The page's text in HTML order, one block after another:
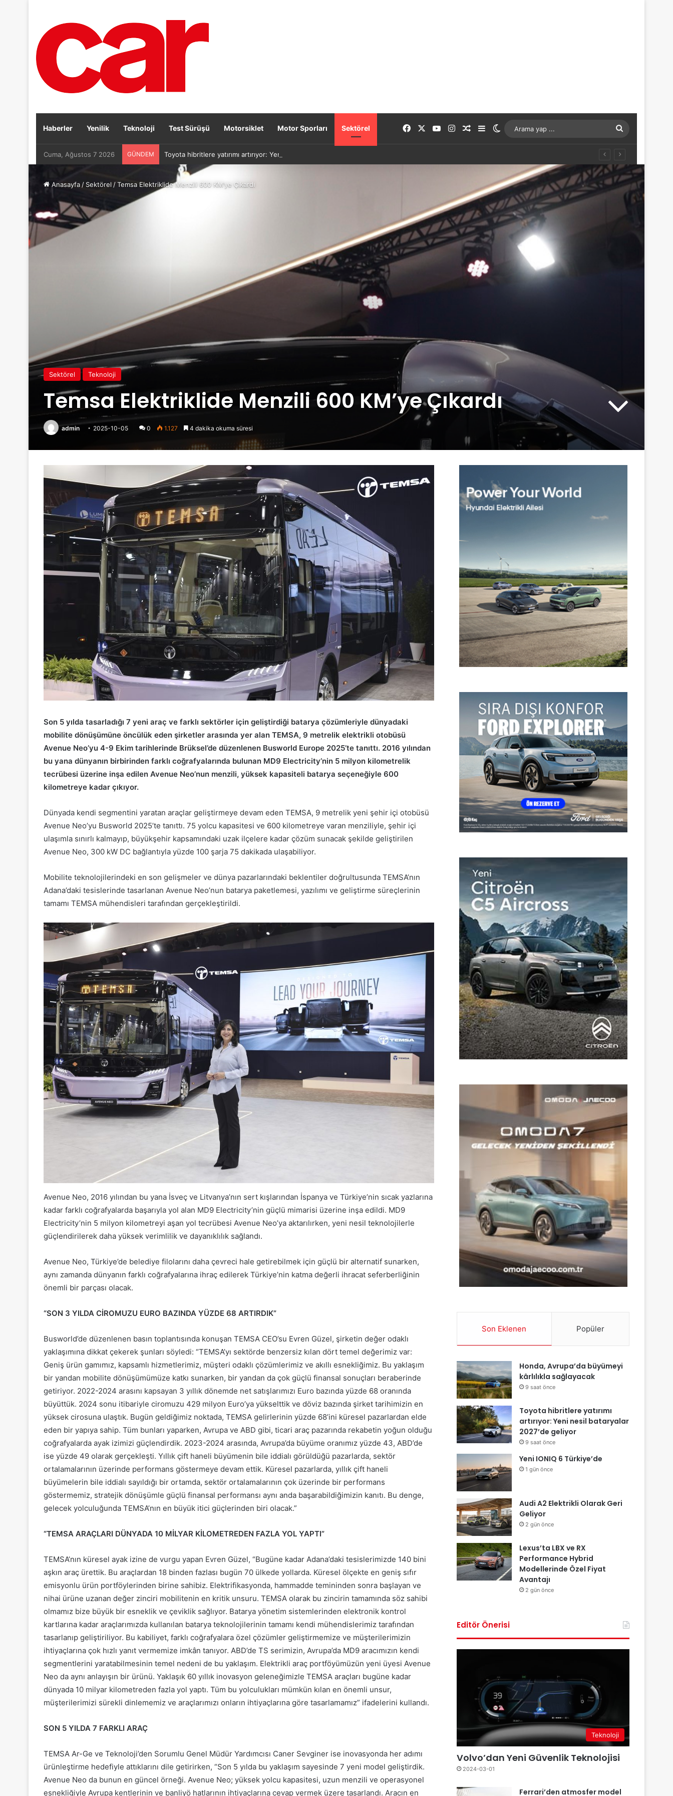
Haberler Yenilik Teknoloji Test Sürüşü Motorsiklet Motor Sporları Sektörel FacebookYouTubeInstagramRastgele Makale
Kenar Bölmesi
Dış görünümü değiştir
...
Cuma, Ağustos 7 2026 GÜNDEM Toyota hibritlere yatırımı artırıyor: Yeni nesil bataryalar 2027’de geliyor
Anasayfa /Sektörel /Temsa Elektriklide Menzili 600 KM’ye Çıkardı
Sektörel Teknoloji
Temsa Elektriklide Menzili 600 KM’ye Çıkardı
admin 2025-10-05 0 1.127 4 dakika okuma süresi
Son 5 yılda tasarladığı 7 yeni araç ve farklı sektörler için geliştirdiği batarya çözümleriyle dünyadaki
mobilite dönüşümüne öncülük eden şirketler arasında yer alan TEMSA, 9 metrelik elektrikli otobüsü
Avenue Neo’yu 4-9 Ekim tarihlerinde Brüksel’de düzenlenen Busworld Europe 2025’te tanıttı. 2016 yılından
bu yana dünyanın birbirinden farklı coğrafyalarında bulunan MD9 Electricity’nin 5 milyon kilometrelik
tecrübesi üzerine inşa edilen Avenue Neo’nun menzili, yüksek kapasiteli batarya seçeneğiyle 600
kilometreye kadar çıkıyor.
Dünyada kendi segmentini yaratan araçlar geliştirmeye devam eden TEMSA, 9 metrelik yeni şehir içi otobüsü
Avenue Neo’yu Busworld 2025’te tanıttı. 75 yolcu kapasitesi ve 600 kilometreye varan menziliyle, şehir içi
ulaşımla sınırlı kalmayıp, büyükşehir kapsamındaki uzak ilçelere kadar çözüm sunacak şekilde geliştirilen
Avenue Neo, 300 kW DC bağlantıyla yüzde 100 şarja 75 dakikada ulaşabiliyor.
Mobilite teknolojilerindeki en son gelişmeler ve dünya pazarlarındaki beklentiler doğrultusunda TEMSA’nın
Adana’daki tesislerinde tasarlanan Avenue Neo’nun batarya paketlemesi, yazılımı ve geliştirme süreçlerinin
tamamı TEMSA mühendisleri tarafından gerçekleştirildi.
Avenue Neo, 2016 yılından bu yana İsveç ve Litvanya’nın sert kışlarından İspanya ve Türkiye’nin sıcak yazlarına
kadar farklı coğrafyalarda başarıyla yol alan MD9 Electricity’nin güçlü mimarisi üzerine inşa edildi. MD9
Electricity’nin 5 milyon kilometreyi aşan yol tecrübesi Avenue Neo’ya aktarılırken, yeni nesil teknolojilerle
güçlendirilerek daha yüksek verimlilik ve dayanıklılık sağlandı.
Avenue Neo, Türkiye’de belediye filolarını daha çevreci hale getirebilmek için güçlü bir alternatif sunarken,
aynı zamanda dünyanın farklı coğrafyalarına ihraç edilerek Türkiye’nin katma değerli ihracat seferberliğinin
önemli bir parçası olacak.
“SON 3 YILDA CİROMUZU EURO BAZINDA YÜZDE 68 ARTIRDIK”
Busworld’de düzenlenen basın toplantısında konuşan TEMSA CEO’su Evren Güzel, şirketin değer odaklı
yaklaşımına dikkat çekerek şunları söyledi: “TEMSA’yı sektörde benzersiz kılan dört temel değerimiz var:
Geniş ürün gamımız, kapsamlı hizmetlerimiz, müşteri odaklı çözümlerimiz ve akıllı esnekliğimiz. Bu yaklaşım
bir yandan mobilite dönüşümümüze katkı sunarken, bir yandan da çok güçlü finansal sonuçları beraberinde
getiriyor. 2022-2024 arasını kapsayan 3 yıllık dönemde net satışlarımızı Euro bazında yüzde 68 oranında
büyüttük. 2024 sonu itibariyle ciromuzu 429 milyon Euro’ya yükselttik ve döviz bazında şirket tarihimizin en
yüksek cirosuna ulaştık. Bugün geldiğimiz noktada, TEMSA gelirlerinin yüzde 68’ini küresel pazarlardan elde
eden bir yapıya sahip. Tüm bunları yaparken, Avrupa ve ABD gibi, ticari araç pazarında rekabetin yoğun olduğu
coğrafyalarda ayak izimizi güçlendirdik. 2023-2024 arasında, Avrupa’da büyüme oranımız yüzde 43, ABD’de
ise yüzde 49 olarak gerçekleşti. Yıllık çift haneli büyümenin bile iddialı görüldüğü pazarlarda, sektör
ortalamalarının üzerinde performans göstermeye devam ettik. Küresel pazarlarda, yıllık çift haneli
büyümelerin bile iddialı sayıldığı bir ortamda, sektör ortalamalarının çok üzerinde bir performans
göstermemiz, stratejik dönüşümle güçlü finansal performansı aynı anda başarabildiğimizin kanıtı. Bu denge,
gelecek yolculuğunda TEMSA’nın en büyük itici güçlerinden biri olacak.”
“TEMSA ARAÇLARI DÜNYADA 10 MİLYAR KİLOMETREDEN FAZLA YOL YAPTI”
TEMSA’nın küresel ayak izine de vurgu yapan Evren Güzel, “Bugüne kadar Adana’daki tesislerimizde 140 bini
aşkın araç ürettik. Bu araçlardan 18 binden fazlası bugün 70 ülkede yollarda. Küresel ölçekte en geniş sıfır
emisyonlu ürün portföylerinden birine sahibiz. Elektrifikasyonda, hammadde temininden sonra başlayan ve
nihai ürüne uzanan değer zinciri mobilitenin en kritik unsuru. TEMSA olarak bu zincirin tamamında söz sahibi
olmamız bize büyük bir esneklik ve çeviklik sağlıyor. Batarya yönetim sistemlerinden elektronik kontrol
kartlarına kadar araçlarımızda kullanılan batarya teknolojilerinin tamamı kendi mühendislerimiz tarafından
tasarlanıp geliştiriliyor. Bu kabiliyet, farklı coğrafyalara özel çözümler geliştirmemize ve müşterilerimizin
ihtiyaçlarına çok hızlı yanıt vermemize imkân tanıyor. ABD’de TS serimizin, Avrupa’da MD9 aracımızın kendi
segmentlerini yaratabilmesinin temel nedeni de bu yaklaşım. Elektrikli araç portföyümüzün yeni üyesi Avenue
Neo da aynı anlayışın bir ürünü. Yaklaşık 60 yıllık inovasyon geleneğimizle TEMSA araçları bugüne kadar
dünyada 10 milyar kilometreden fazla yol yaptı. Tüm bu yolculukları mümkün kılan en önemli unsur,
müşterilerimizi sürekli dinlememiz ve araçlarımızı onların ihtiyaçlarına göre tasarlamamız” ifadelerini kullandı.
SON 5 YILDA 7 FARKLI ARAÇ
TEMSA Ar-Ge ve Teknoloji’den Sorumlu Genel Müdür Yardımcısı Caner Sevginer ise inovasyonda her adımı
ürünleştirme hedefiyle attıklarını dile getirirken, “Son 5 yılda bu yaklaşım sayesinde 7 yeni model geliştirdik.
Avenue Neo da bunun en güncel örneği. Avenue Neo; yüksek yolcu kapasitesi, uzun menzili ve operasyonel
esnekliğiyle Avrupa kentlerinin ve banliyö hatlarının ihtiyaçlarına cevap vermek üzere tasarlandı. Aracın en
Son Eklenen Popüler
Honda, Avrupa’da büyümeyi
kârlılıkla sağlayacak
9 saat önce
Toyota hibritlere yatırımı
artırıyor: Yeni nesil bataryalar
2027’de geliyor
9 saat önce
Yeni IONIQ 6 Türkiye’de
1 gün önce
Audi A2 Elektrikli Olarak Geri
Geliyor
2 gün önce
Lexus’ta LBX ve RX
Performance Hybrid
Modellerinde Özel Fiyat
Avantajı
2 gün önce
Editör Önerisi
Teknoloji
Volvo’dan Yeni Güvenlik Teknolojisi
2024-03-01
Ferrari’den atmosfer model